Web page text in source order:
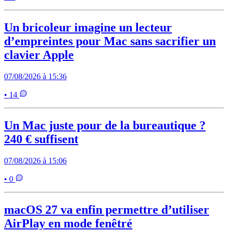
Un bricoleur imagine un lecteur
d’empreintes pour Mac sans sacrifier un
clavier Apple
07/08/2026 à 15:36
• 14
Un Mac juste pour de la bureautique ?
240 € suffisent
07/08/2026 à 15:06
• 0
macOS 27 va enfin permettre d’utiliser
AirPlay en mode fenêtré